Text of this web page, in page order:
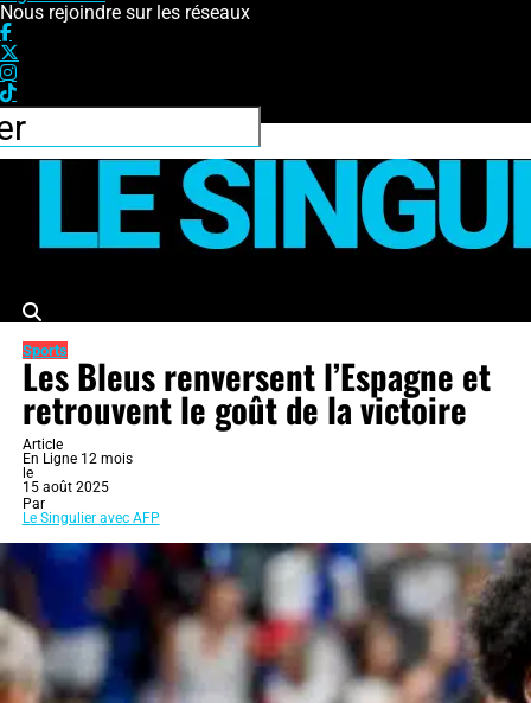
Nous rejoindre sur les réseaux
Sports
Les Bleus renversent l’Espagne et
retrouvent le goût de la victoire
Article
En Ligne 12 mois
le
15 août 2025
Par
Le Singulier avec AFP